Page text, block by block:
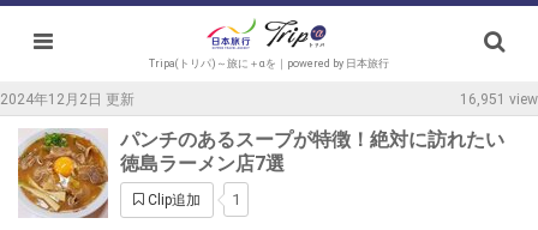
Tripa(トリパ)～旅に＋αを｜powered by 日本旅行
2024年12月2日 更新 16,951 view
パンチのあるスープが特徴！絶対に訪れたい
徳島ラーメン店7選
Clip追加 1